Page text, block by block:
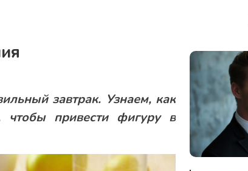
завтрак. Узнаем, как
чтобы привести фигуру в